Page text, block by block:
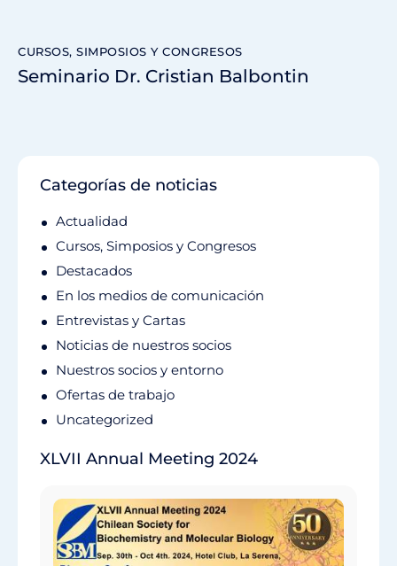
CURSOS, SIMPOSIOS Y CONGRESOS
Seminario Dr. Cristian Balbontin
Categorías de noticias
Actualidad
Cursos, Simposios y Congresos
Destacados
En los medios de comunicación
Entrevistas y Cartas
Noticias de nuestros socios
Nuestros socios y entorno
Ofertas de trabajo
Uncategorized
XLVII Annual Meeting 2024